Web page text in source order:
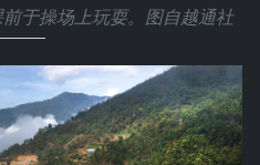
于操场上玩耍。图自越通社